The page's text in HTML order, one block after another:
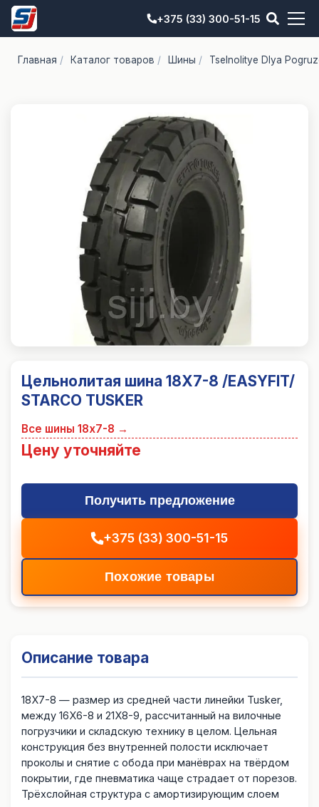
+375 (33) 300-51-15
Главная / Каталог товаров / Шины / Tselnolitye Dlya
Цельнолитая шина 18X7-8 /EASYFIT/
STARCO TUSKER
Все шины 18x7-8 →
Цену уточняйте
Получить предложение
+375 (33) 300-51-15
Похожие товары
Описание товара
18X7-8 — размер из средней части линейки Tusker,
между 16X6-8 и 21X8-9, рассчитанный на вилочные
погрузчики и складскую технику в целом. Цельная
конструкция без внутренней полости исключает
проколы и снятие с обода при манёврах на твёрдом
покрытии, где пневматика чаще страдает от порезов.
Трёхслойная структура с амортизирующим слоем